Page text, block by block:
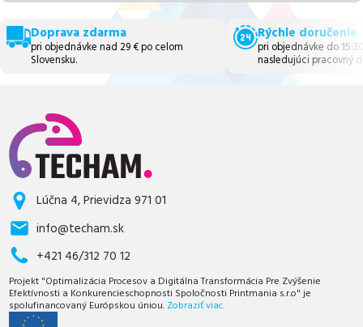
Doprava zdarma
pri objednávke nad 29 € po celom
Slovensku.
Rýchle doručenie
pri objednávke do
nasledujúci pracovný
Lúčna 4, Prievidza 971 01
info@techam.sk
+421 46/312 70 12
Projekt "Optimalizácia Procesov a Digitálna Transformácia Pre Zvýšenie
Efektívnosti a Konkurencieschopnosti Spoločnosti Printmania s.r.o" je
spolufinancovaný Európskou úniou. Zobraziť viac.